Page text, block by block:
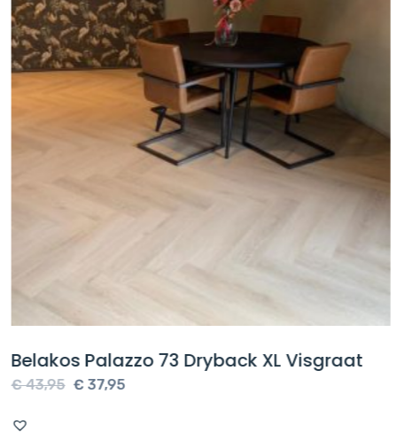
Belakos Palazzo 73 Dryback XL Visgraat
€43,95
Oorspronkelijke
€37,95Huidige